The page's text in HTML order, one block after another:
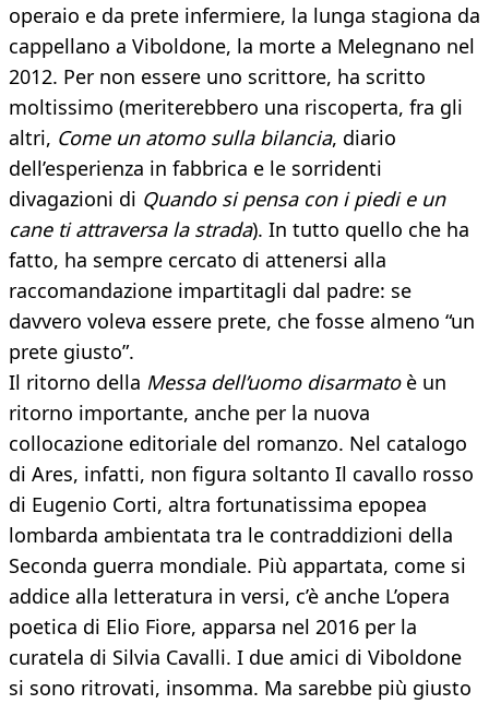
operaio e da prete infermiere, la lunga stagiona da
cappellano a Viboldone, la morte a Melegnano nel
2012. Per non essere uno scrittore, ha scritto
moltissimo (meriterebbero una riscoperta, fra gli
altri, Come un atomo sulla bilancia, diario
dell’esperienza in fabbrica e le sorridenti
divagazioni di Quando si pensa con i piedi e un
cane ti attraversa la strada). In tutto quello che ha
fatto, ha sempre cercato di attenersi alla
raccomandazione impartitagli dal padre: se
davvero voleva essere prete, che fosse almeno “un
prete giusto”.
Il ritorno della Messa dell’uomo disarmatoè un
ritorno importante, anche per la nuova
collocazione editoriale del romanzo. Nel catalogo
di Ares, infatti, non figura soltanto Il cavallo rosso
di Eugenio Corti, altra fortunatissima epopea
lombarda ambientata tra le contraddizioni della
Seconda guerra mondiale. Più appartata, come si
addice alla letteratura in versi, c’è anche L’opera
poetica di Elio Fiore, apparsa nel 2016 per la
curatela di Silvia Cavalli. I due amici di Viboldone
si sono ritrovati, insomma. Ma sarebbe più giusto